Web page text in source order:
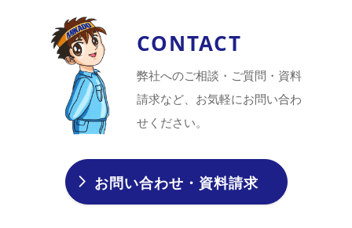
CONTACT
弊社へのご相談・ご質問・資料
請求など、お気軽にお問い合わ
せください。
お問い合わせ・資料請求